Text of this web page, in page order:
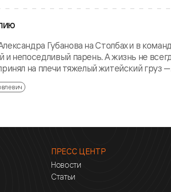
Губанова на Столбах и в
и непоседливый парень. А жизнь не
на плечи тяжелый житейский груз
ПРЕСС ЦЕНТР
Новости
Статьи